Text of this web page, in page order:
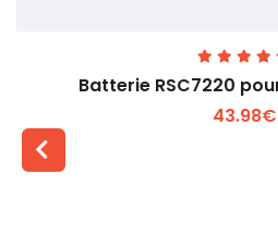
Batterie RSC7220
43.98€